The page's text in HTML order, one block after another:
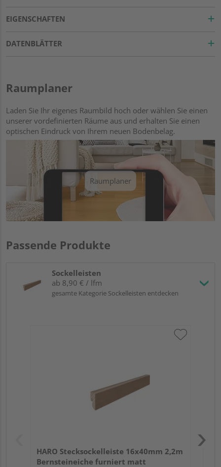
EIGENSCHAFTEN
DATENBLÄTTER
Raumplaner
Laden Sie Ihr eigenes Raumbild hoch oder wählen Sie einen
unserer vordefinierten Räume aus und erhalten Sie einen
optischen Eindruck von Ihrem neuen Bodenbelag.
Raumplaner
Passende Produkte
Sockelleisten
ab 8,90 € / lfm
gesamte Kategorie Sockelleisten entdecken
HARO Stecksockelleiste 16x40mm 2,2m
Bernsteineiche furniert matt